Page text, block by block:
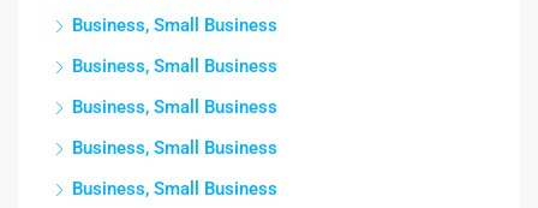
Business, Small Business
Business, Small Business
Business, Small Business
Business, Small Business
Business, Small Business